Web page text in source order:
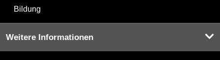
Bildung
Weitere Informationen